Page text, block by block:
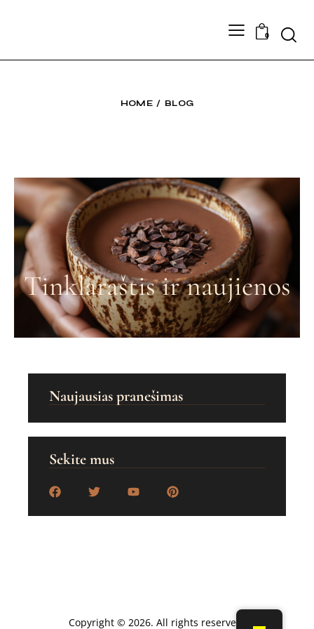
0
HOME BLOG
Tinklaraštis ir naujienos
Naujausias pranešimas
Sekite mus
Copyright © 2026. All rights reserved.